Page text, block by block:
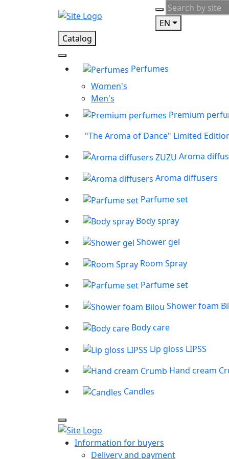
EN
Catalog
Perfumes
Women's
Men's
Premium
"The Aroma of Dance" Limited
Aroma
Aroma diffusers
Parfume set
Body spray
Shower gel
Room Spray
Parfume set
Shower foam
Body care
Lip gloss LIPSS
Hand cream
Candles
Information for buyers
Delivery and payment